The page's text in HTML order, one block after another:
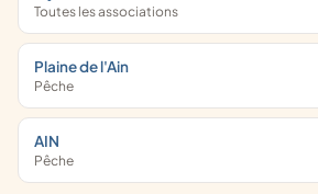
Toutes les associations
Plaine de l'Ain
Pêche
AIN
Pêche